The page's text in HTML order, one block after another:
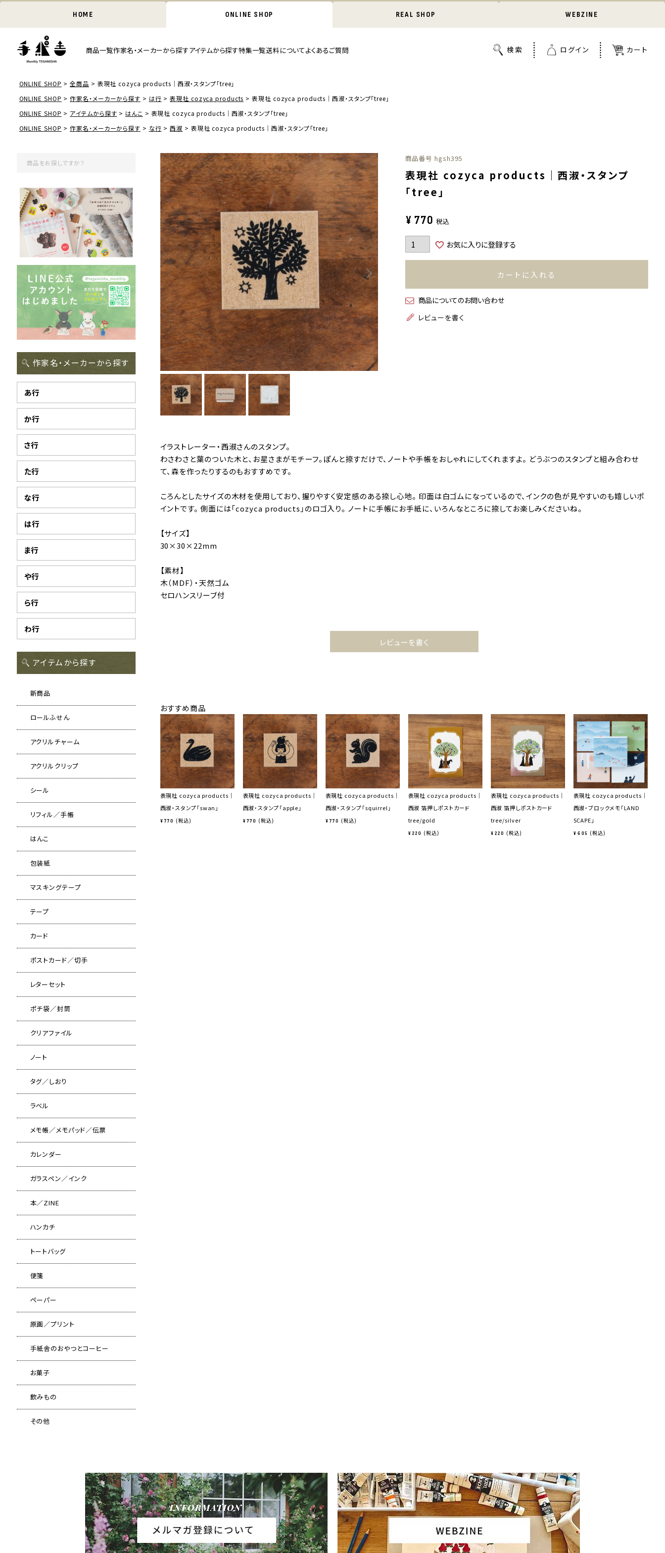
HOME ONLINE SHOP REAL SHOP WEBZINE
商品一覧作家名・メーカーから探すアイテムから探す特集一覧送料についてよくあるご質問
ONLINE SHOP 全商品
表現社 cozyca products｜西淑・スタンプ「tree」
ONLINE SHOP
作家名・メーカーから探す は行 表現社 cozyca products
表現社 cozyca products｜西淑・スタンプ「tree」
ONLINE SHOP
アイテムから探す はんこ
表現社 cozyca products｜西淑・スタンプ「tree」
ONLINE SHOP
作家名・メーカーから探す な行 西淑 表現社 cozyca products｜西淑・スタンプ「tree」
作家名・メーカーから探す
あ行
か行
さ行
た行
な行
は行
ま行
や行
ら行
わ行
アイテムから探す
新商品
ロールふせん
アクリルチャーム
アクリルクリップ
シール
リフィル／手帳
はんこ
包装紙
マスキングテープ
テープ
カード
ポストカード／切手
レターセット
ポチ袋／封筒
クリアファイル
ノート
タグ／しおり
ラベル
メモ帳／メモパッド／伝票
カレンダー
ガラスペン／インク
本／ZINE
ハンカチ
トートバッグ
便箋
ペーパー
原画／プリント
手紙舎のおやつとコーヒー
お菓子
飲みもの
その他
商品番号 hgsh395
表現社 cozyca products｜西淑・スタンプ
「tree」
¥ 770 税込
お気に入りに登録する
カートに入れる
商品についてのお問い合わせ
レビューを書く
イラストレーター・西淑さんのスタンプ。
わさわさと葉のついた木と、お星さまがモチーフ。ぽんと捺すだけで、ノートや手帳をおしゃれにしてくれますよ。 どうぶつのスタンプと組み合わせ
て、森を作ったりするのもおすすめです。
ころんとしたサイズの木材を使用しており、握りやすく安定感のある捺し心地。 印面は白ゴムになっているので、インクの色が見やすいのも嬉しいポ
イントです。 側面には「cozyca products」のロゴ入り。 ノートに手帳にお手紙に、いろんなところに捺してお楽しみくださいね。
【サイズ】
30×30×22mm
【素材】
木（MDF）・天然ゴム
セロハンスリーブ付
レビューを書く
おすすめ商品
表現社 cozyca products｜
西淑・スタンプ「swan」
¥ 770 税込
表現社 cozyca products｜
西淑・スタンプ「apple」
¥ 770 税込
表現社 cozyca products｜
西淑・スタンプ「squirrel」
¥ 770 税込
表現社 cozyca products｜
西淑 箔押しポストカード
tree/gold
¥ 220 税込
表現社 cozyca products｜
西淑 箔押しポストカード
tree/silver
¥ 220 税込
表現社 cozyca products｜
西淑・ブロックメモ「LAND
SCAPE」
¥ 605 税込